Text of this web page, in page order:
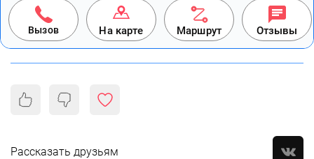
Вызов На карте Маршрут Отзывы
Рассказать друзьям